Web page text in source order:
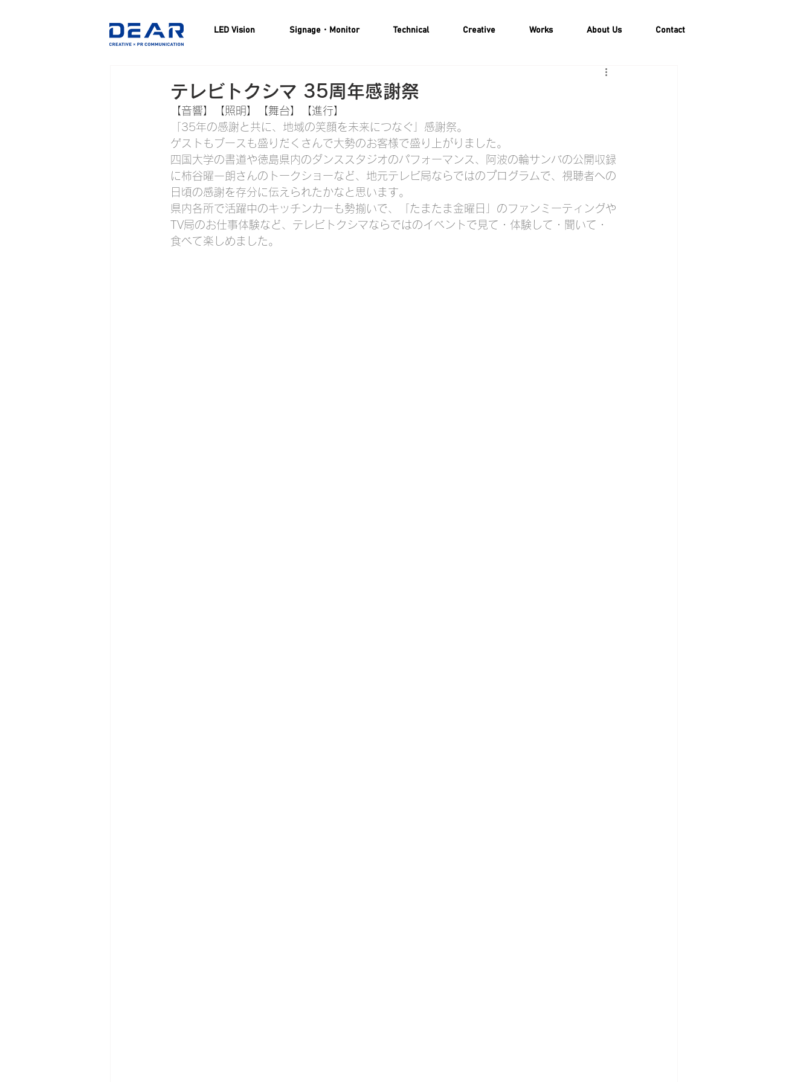
LED Vision Signage・Monitor Technical Creative Works About Us Contact
テレビトクシマ 35周年感謝祭
【音響】【照明】【舞台】【進行】
「35年の感謝と共に、地域の笑顔を未来につなぐ」感謝祭。
ゲストもブースも盛りだくさんで大勢のお客様で盛り上がりました。
四国大学の書道や徳島県内のダンススタジオのパフォーマンス、阿波の輪サンバの公開収録
に柿谷曜一朗さんのトークショーなど、地元テレビ局ならではのプログラムで、視聴者への
日頃の感謝を存分に伝えられたかなと思います。
県内各所で活躍中のキッチンカーも勢揃いで、「たまたま金曜日」のファンミーティングや
TV局のお仕事体験など、テレビトクシマならではのイベントで見て・体験して・聞いて・
食べて楽しめました。